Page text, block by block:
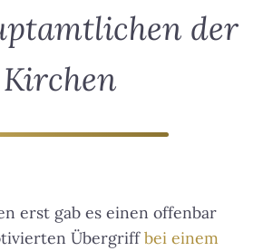
der
Kirchen
erst gab es einen offenbar
Übergriffbei einem